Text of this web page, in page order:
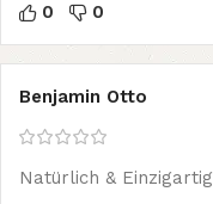
0 0
Benjamin Otto
Natürlich & Einzigartig